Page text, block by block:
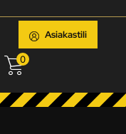
Asiakastili
0